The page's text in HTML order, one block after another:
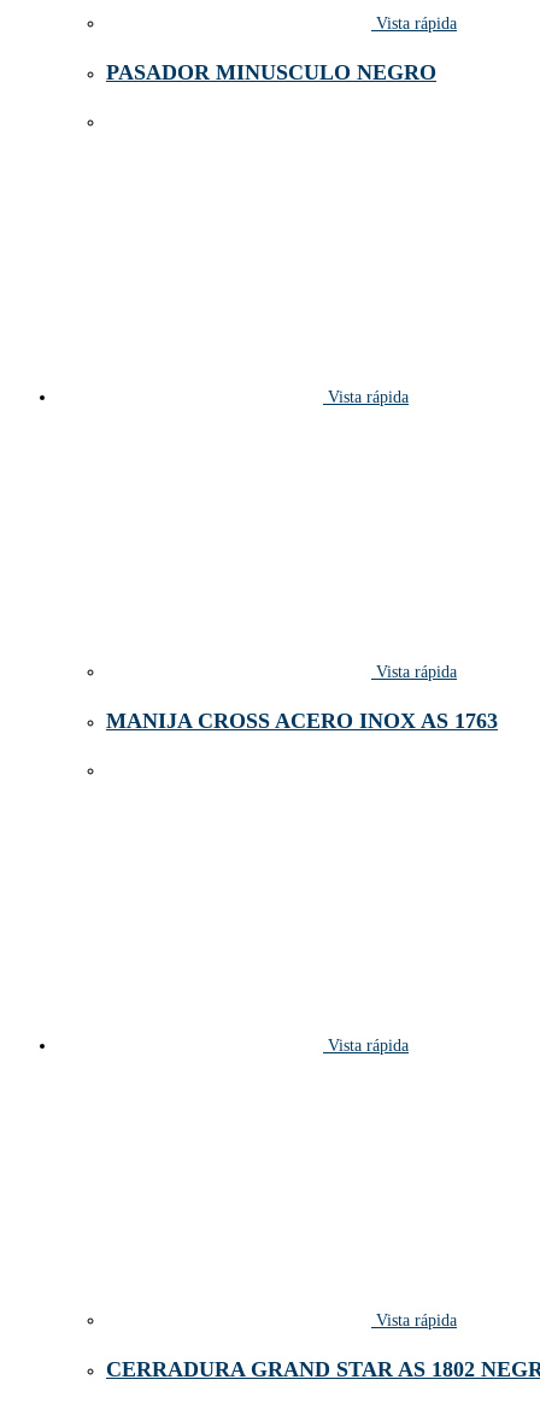
Vista rápida
PASADOR MINUSCULO NEGRO
Vista rápida
Vista rápida
MANIJA CROSS ACERO INOX AS 1763
Vista rápida
Vista rápida
CERRADURA GRAND STAR AS 1802